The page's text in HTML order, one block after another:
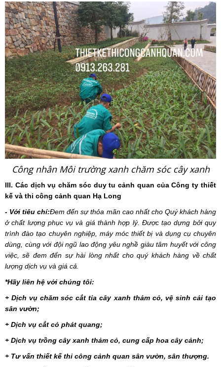
Công nhân Môi trường xanh chăm sóc cây xanh
III. Các dịch vụ chăm sóc duy tu cảnh quan củaCông ty thiết
kế và thi công cảnh quan Hạ Long
- Với tiêu chí:Đem đến sự thỏa mãn cao nhất cho Quý khách hàng
ở chất lượng phục vụ và giá thành hợp lý. Được tạo dựng bởi quy
trình đào tạo chuyên nghiệp, máy móc thiết bị và dụng cụ chuyên
dùng, cùng với đội ngũ lao động yêu nghề giàu tâm huyết với công
việc, sẽ đem đến sự hài lòng nhất cho quý khách hàng về chất
lượng dịch vụ và giá cả.
*Hãy liên hệ với chúng tôi:
+ Dịch vụ chăm sóc cắt tỉa cây xanh thảm cỏ, vệ sinh cải tạo
sân vườn;
+ Dịch vụ cắt cỏ phát quang;
+ Dịch vụ trồng cây xanh thảm cỏ, cung cấp hoa cây cảnh;
+ Tư vấn thiết kế thi công cảnh quan sân vườn, sân thượng.